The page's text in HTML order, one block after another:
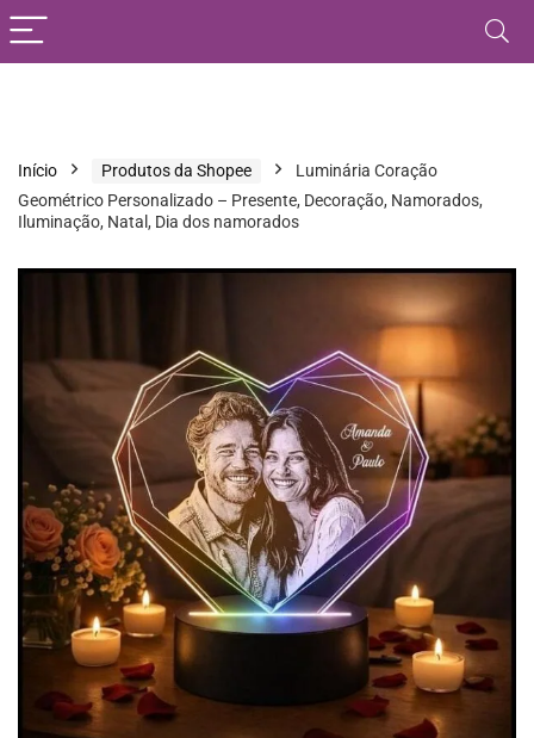
Início Produtos da Shopee
Luminária Coração
Geométrico Personalizado – Presente, Decoração, Namorados,
Iluminação, Natal, Dia dos namorados